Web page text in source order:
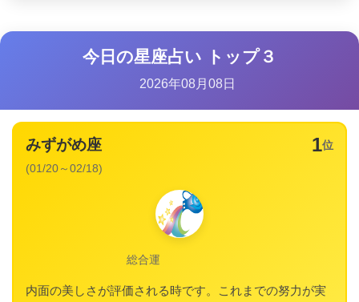
今日の星座占い トップ３
2026年08月08日
1位
みずがめ座
(01/20～02/18)
総合運
内面の美しさが評価される時です。これまでの努力が実